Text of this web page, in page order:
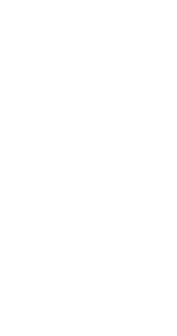
25. junija,
2019. V
govornik
velja za vodilni
začinjen z
petja. V letu
avtorske